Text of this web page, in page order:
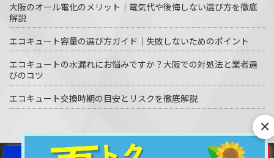
大阪のオール電化のメリット｜電気代や後悔しない選び方を徹底
解説
エコキュート容量の選び方ガイド｜失敗しないためのポイント
エコキュートの水漏れにお悩みですか？大阪での対処法と業者選
びのコツ
エコキュート交換時期の目安とリスクを徹底解説
WEBで相談 LINE見積り 電話で相談
×
© エコキュート激安革命 All Rights Reserved.